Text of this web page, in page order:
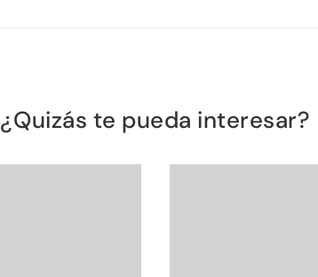
¿Quizás te pueda interesar?